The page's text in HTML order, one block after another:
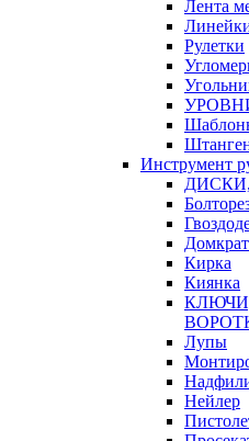
Лента
Рулетки
Инструмент
Кирка
Киянка
Лупы
Нейлер